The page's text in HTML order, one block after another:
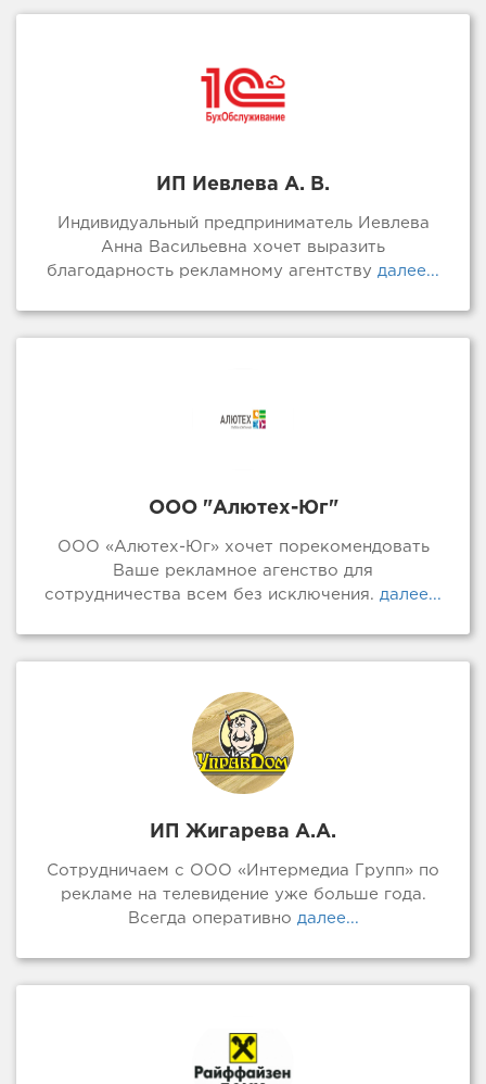
ИП Иевлева А. В.
Индивидуальный предприниматель Иевлева
Анна Васильевна хочет выразить
благодарность рекламному агентству далее...
ООО "Алютех-Юг"
ООО «Алютех-Юг» хочет порекомендовать
Ваше рекламное агенство для
сотрудничества всем без исключения. далее...
ИП Жигарева А.А.
Сотрудничаем с ООО «Интермедиа Групп» по
рекламе на телевидение уже больше года.
Всегда оперативно далее...